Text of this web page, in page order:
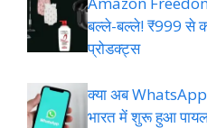
बल्ले-बल्ले! ₹999 से
प्रोडक्ट्स
क्या अब WhatsApp
भारत में शुरू हुआ